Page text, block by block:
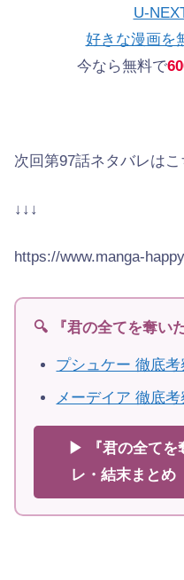
U-
好きな漫画を
今なら無料で
次回第97話ネタバレはこ
↓↓↓
https://www.manga-
🔍 『君の全てを奪い
プシュケー 徹底考
メーデイア 徹底考
▶ 『君の全てを
レ・結末まとめ